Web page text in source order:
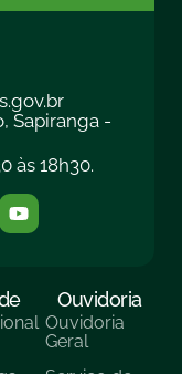
Sapiranga -
às 18h30.
Ouvidoria
Ouvidoria
Geral